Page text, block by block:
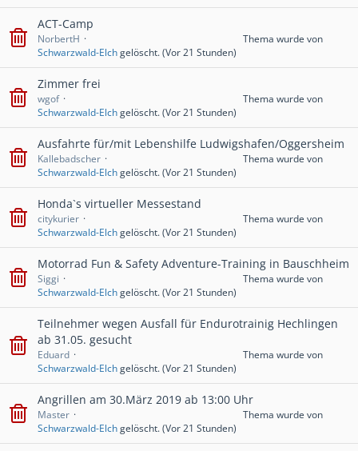
ACT-Camp
NorbertH
Thema wurde von
Schwarzwald-Elchgelöscht. (Vor 21 Stunden)
Zimmer frei
wgof
Thema wurde von
Schwarzwald-Elchgelöscht. (Vor 21 Stunden)
Ausfahrte für/mit Lebenshilfe Ludwigshafen/Oggersheim
Kallebadscher
Thema wurde von
Schwarzwald-Elchgelöscht. (Vor 21 Stunden)
Honda`s virtueller Messestand
citykurier
Thema wurde von
Schwarzwald-Elchgelöscht. (Vor 21 Stunden)
Motorrad Fun & Safety Adventure-Training in Bauschheim
Siggi
Thema wurde von
Schwarzwald-Elchgelöscht. (Vor 21 Stunden)
Teilnehmer wegen Ausfall für Endurotrainig Hechlingen
ab 31.05. gesucht
Eduard
Thema wurde von
Schwarzwald-Elchgelöscht. (Vor 21 Stunden)
Angrillen am 30.März 2019 ab 13:00 Uhr
Master
Thema wurde von
Schwarzwald-Elchgelöscht. (Vor 21 Stunden)